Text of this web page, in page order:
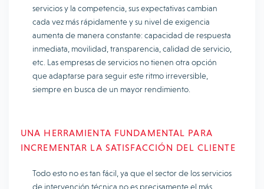
servicios y la competencia, sus expectativas cambian
cada vez más rápidamente y su nivel de exigencia
aumenta de manera constante: capacidad de respuesta
inmediata, movilidad, transparencia, calidad de servicio,
etc. Las empresas de servicios no tienen otra opción
que adaptarse para seguir este ritmo irreversible,
siempre en busca de un mayor rendimiento.
UNA HERRAMIENTA FUNDAMENTAL PARA
INCREMENTAR LA SATISFACCIÓN DEL CLIENTE
Todo esto no es tan fácil, ya que el sector de los servicios
de intervención técnica no es precisamente el más